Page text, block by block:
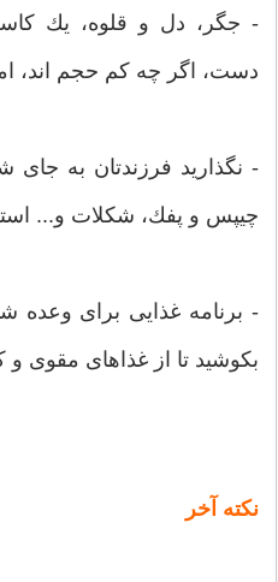
- جگر، دل و قلوه، یك
دست، اگر چه كم حجم اند،
- نگذارید فرزندتان به جای
چیپس و پفك، شكلات و...
- برنامه غذایی برای وعده
بكوشید تا از غذاهای مقوی و
نكته آخر